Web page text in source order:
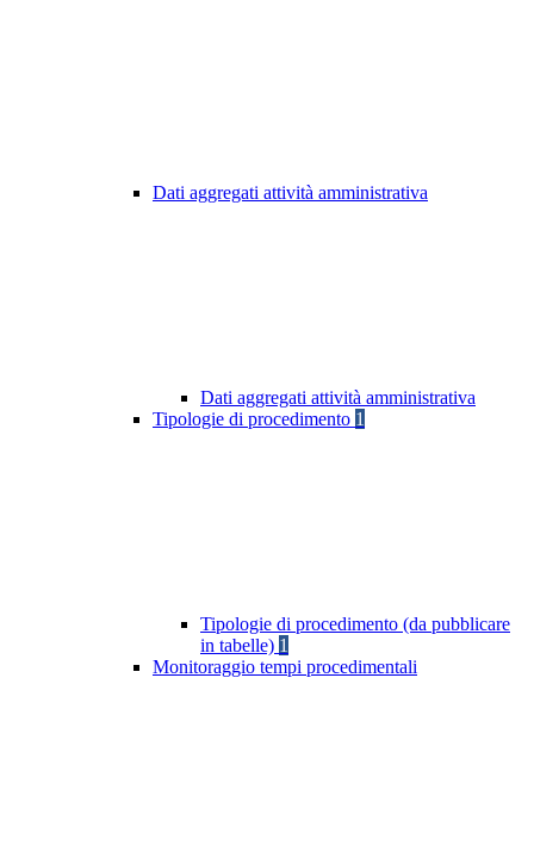
Dati aggregati attività amministrativa
Dati aggregati attività amministrativa
Tipologie di procedimento 1
Tipologie di procedimento (da pubblicare
in tabelle) 1
Monitoraggio tempi procedimentali